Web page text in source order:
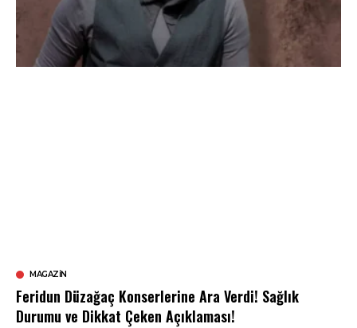
MAGAZIN
Feridun Düzağaç Konserlerine Ara Verdi! Sağlık
Durumu ve Dikkat Çeken Açıklaması!